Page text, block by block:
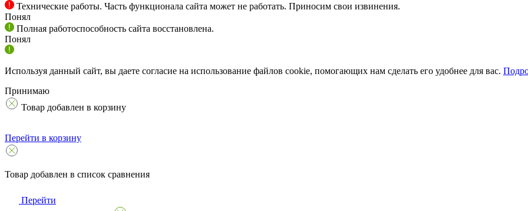
Технические работы. Часть функционала сайта может не работать. Приносим свои извинения.
Понял
Полная работоспособность сайта восстановлена.
Понял
Используя данный сайт, вы даете согласие на использование файлов cookie, помогающих нам сделать его удобнее для вас.
Принимаю
Товар добавлен в корзину
Перейти в корзину
Товар добавлен в список сравнения
Перейти